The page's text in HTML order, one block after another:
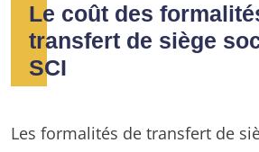
Le coût des
transfert de siège
SCI
Les formalités de transfert de